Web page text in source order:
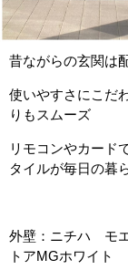
昔ながらの玄関は
使いやすさにこだ
りもスムーズ
リモコンやカード
タイルが毎日の暮
外壁：ニチハ モ
トアMGホワイト